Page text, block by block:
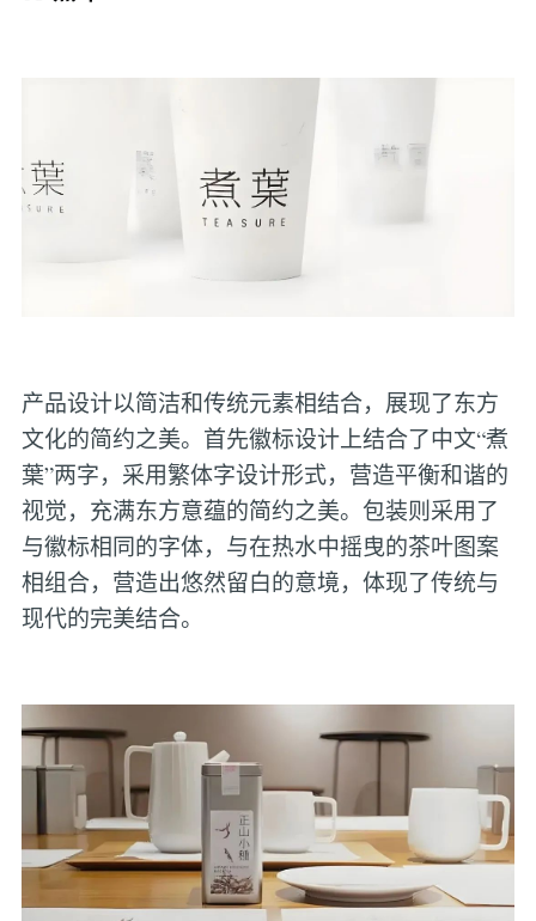
产品设计以简洁和传统元素相结合，展现了东方
文化的简约之美。‌首先徽标设计‌上结合了中文“煮
葉”两字，采用繁体字设计形式，营造平衡和谐的
视觉，充满东方意蕴的简约之美。包装则采用了
与徽标相同的字体，与在热水中摇曳的茶叶图案
相组合，营造出悠然留白的意境，体现了传统与
现代的完美结合。